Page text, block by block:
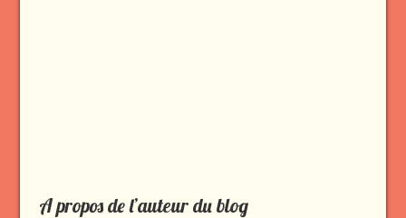
A propos de l’auteur du blog